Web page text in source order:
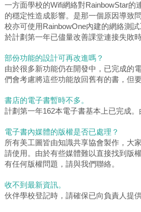
一方面學校的Wifi網絡對RainbowStar
的穩定性造成影響。是那一個原因導致
校亦可使用RainbowOne內建的網絡測
於計劃第一年已儘量改善課堂連接失敗
部份功能的設計可再改進嗎？
由於很多新功能仍在開發中，已完成的
們會考慮將這些功能放回舊有的書，但
書店的電子書暫時不多。
計劃第一年162本電子書基本上已完成
電子書內媒體的版權是否已處理？
所有美工圖皆由知識共享協會製作，大
請使用。由於有些媒體難以直接找到版
有任何版權問題，請與我們聯絡。
收不到最新資訊。
伙伴學校登記時，請確保已向負責人提